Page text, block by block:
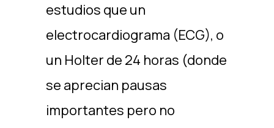
estudios que un
electrocardiograma (ECG), o
un Holter de 24 horas (donde
se aprecian pausas
importantes pero no